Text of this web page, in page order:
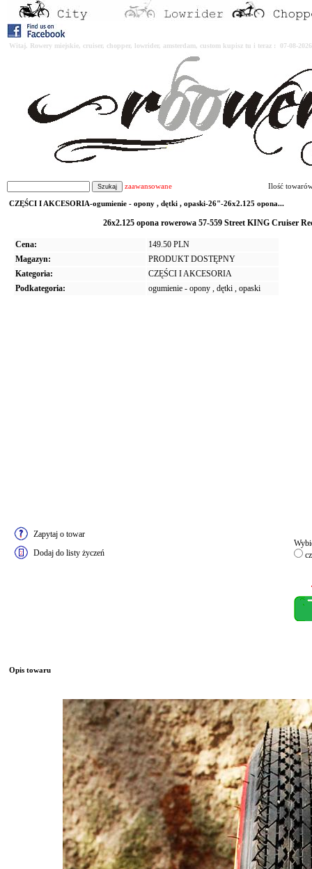
Witaj. Rowery miejskie, cruiser, chopper, lowrider, amsterdam, custom kupisz tu i teraz : 07-08-
zaawansowane Ilość
CZĘŚCI I AKCESORIA-ogumienie - opony , dętki , opaski-26"-26x2.125 opona...
26x2.125 opona rowerowa 57-559 Street KING Cruiser
Cena:
149.50 PLN
Magazyn:
PRODUKT DOSTĘPNY
Kategoria:
CZĘŚCI I AKCESORIA
Podkategoria:
ogumienie - opony , dętki , opaski
Zapytaj o towar
Dodaj do listy życzeń
Opis towaru